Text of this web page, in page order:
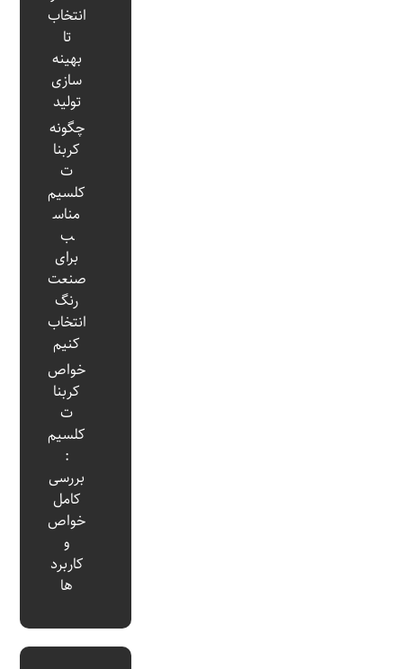
انتخاب
تا
بهینه‌
سازی
تولید
چگونه
کربنا
ت
کلسیم
مناس
ب
برای
صنعت
رنگ
انتخاب
کنیم
خواص
کربنا
ت
کلسیم
:
بررسی
کامل
خواص
و
کاربرد
ها